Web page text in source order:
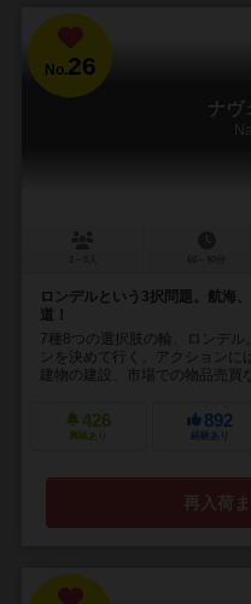
No.26
ナヴ
ロンデルという3択問題。航
道！
7種8つの選択肢の輪、ロンデ
ンを決めて行く。アクションに
建物の建設、市場での物品売買
426
興味あり
892
経験あり
再入荷